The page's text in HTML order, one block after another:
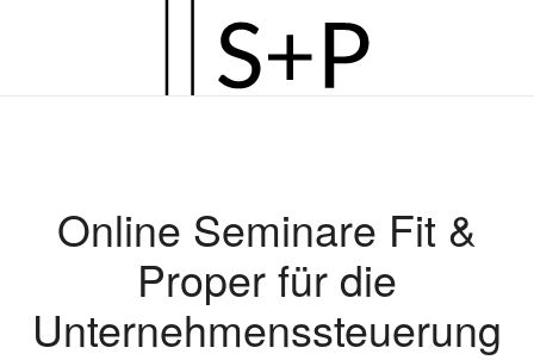
Online Seminare Fit &
Proper für die
Unternehmenssteuerung